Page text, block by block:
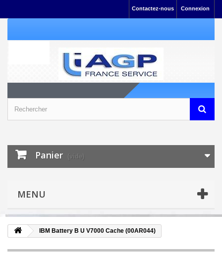
Connexion
Contactez-nous
Panier (vide)
MENU
IBM Battery B U V7000 Cache (00AR044)